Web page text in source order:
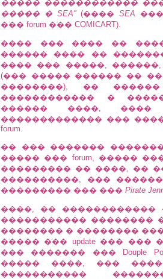
����� ������������ ���
����� � SEA"(����SEA
��� forum ��� COMICART).
���� ��� ���� ��
������ ���� ��
���� ��� �����, ������,
(��� ����� ������ ��
��������), ��
������������ �
������ ����,
������������� ���
forum.
�� ��� �������
����� ��� forum, �����
��������� �� ����, ��
����������, ���
��������� ��� ��� Pirate
����, �� ������������
����������� ��������
�������� � ��������
����� ��� update ��� ���
��� ������� ��� Douple
����� ����, ���
�����������